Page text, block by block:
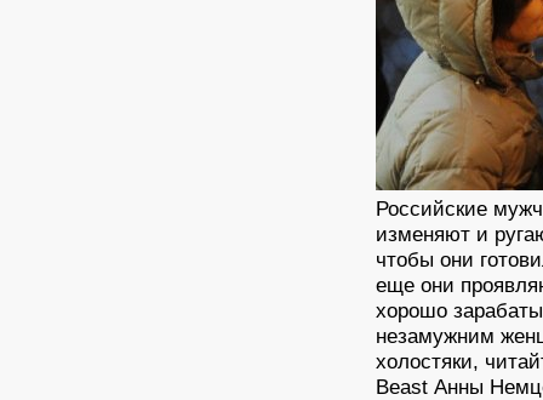
Российские
изменяют и
чтобы они
еще они
хорошо
незамужним
холостяки,
Beast Анны